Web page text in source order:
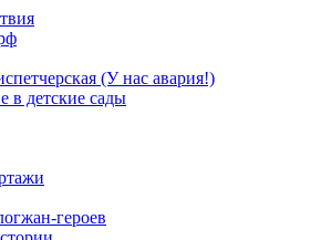
(У нас авария!)
в детские сады
героев